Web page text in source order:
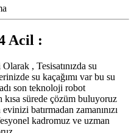
Acil :
, Tesisatınızda su
su kaçağımı var bu su
son teknoloji robot
sürede çözüm buluyoruz
batırmadan zamanınızı
kadromuz ve uzman